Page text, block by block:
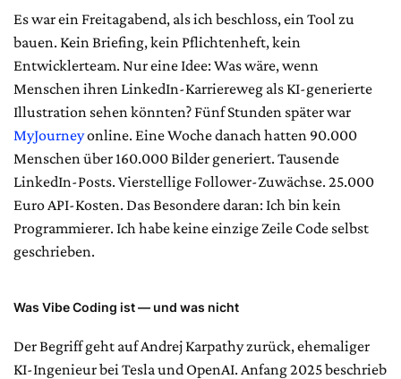
Es war ein Freitagabend, als ich beschloss, ein Tool zu
bauen. Kein Briefing, kein Pflichtenheft, kein
Entwicklerteam. Nur eine Idee: Was wäre, wenn
Menschen ihren LinkedIn-Karriereweg als KI-generierte
Illustration sehen könnten? Fünf Stunden später war
MyJourneyonline. Eine Woche danach hatten 90.000
Menschen über 160.000 Bilder generiert. Tausende
LinkedIn-Posts. Vierstellige Follower-Zuwächse. 25.000
Euro API-Kosten. Das Besondere daran: Ich bin kein
Programmierer. Ich habe keine einzige Zeile Code selbst
geschrieben.
Was Vibe Coding ist — und was nicht
Der Begriff geht auf Andrej Karpathy zurück, ehemaliger
KI-Ingenieur bei Tesla und OpenAI. Anfang 2025 beschrieb